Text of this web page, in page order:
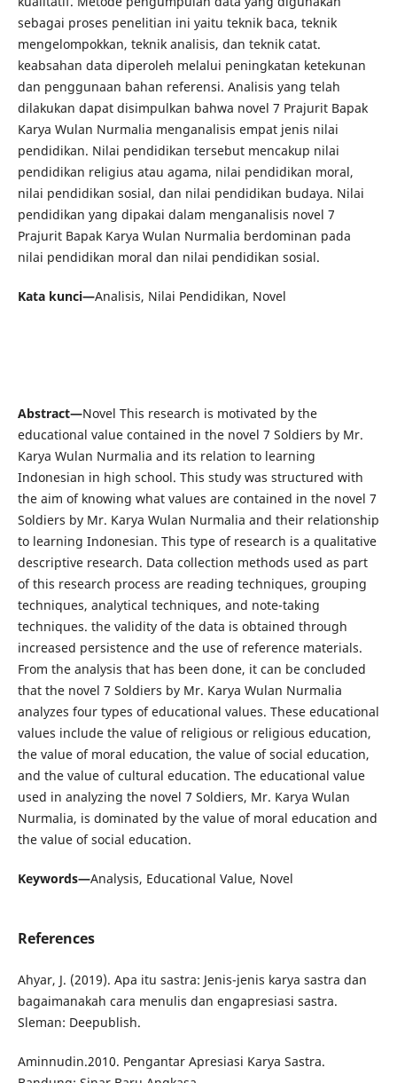
sebagai proses penelitian ini yaitu teknik baca, teknik
mengelompokkan, teknik analisis, dan teknik catat.
keabsahan data diperoleh melalui peningkatan ketekunan
dan penggunaan bahan referensi. Analisis yang telah
dilakukan dapat disimpulkan bahwa novel 7 Prajurit Bapak
Karya Wulan Nurmalia menganalisis empat jenis nilai
pendidikan. Nilai pendidikan tersebut mencakup nilai
pendidikan religius atau agama, nilai pendidikan moral,
nilai pendidikan sosial, dan nilai pendidikan budaya. Nilai
pendidikan yang dipakai dalam menganalisis novel 7
Prajurit Bapak Karya Wulan Nurmalia berdominan pada
nilai pendidikan moral dan nilai pendidikan sosial.
Kata kunci—Analisis, Nilai Pendidikan, Novel
Abstract—Novel This research is motivated by the
educational value contained in the novel 7 Soldiers by Mr.
Karya Wulan Nurmalia and its relation to learning
Indonesian in high school. This study was structured with
the aim of knowing what values are contained in the novel 7
Soldiers by Mr. Karya Wulan Nurmalia and their relationship
to learning Indonesian. This type of research is a qualitative
descriptive research. Data collection methods used as part
of this research process are reading techniques, grouping
techniques, analytical techniques, and note-taking
techniques. the validity of the data is obtained through
increased persistence and the use of reference materials.
From the analysis that has been done, it can be concluded
that the novel 7 Soldiers by Mr. Karya Wulan Nurmalia
analyzes four types of educational values. These educational
values include the value of religious or religious education,
the value of moral education, the value of social education,
and the value of cultural education. The educational value
used in analyzing the novel 7 Soldiers, Mr. Karya Wulan
Nurmalia, is dominated by the value of moral education and
the value of social education.
Keywords—Analysis, Educational Value, Novel
References
Ahyar, J. (2019). Apa itu sastra: Jenis-jenis karya sastra dan
bagaimanakah cara menulis dan engapresiasi sastra.
Sleman: Deepublish.
Aminnudin.2010. Pengantar Apresiasi Karya Sastra.